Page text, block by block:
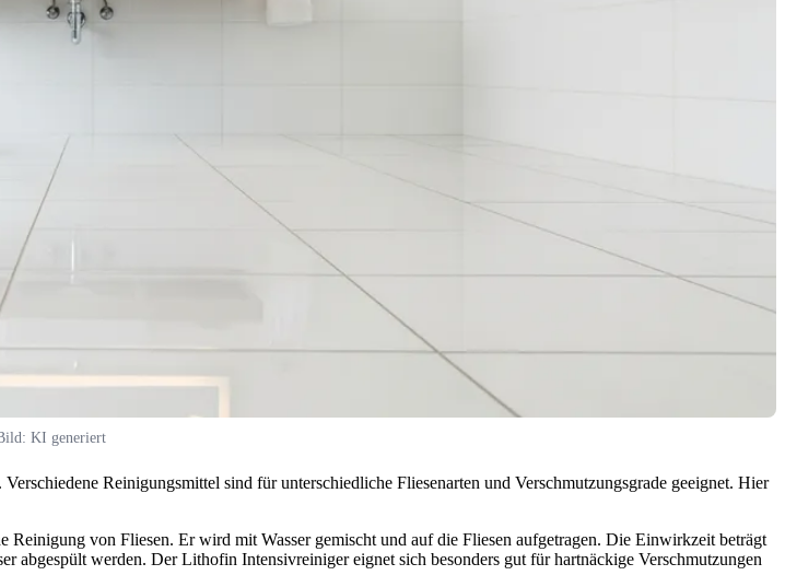
KI generiert
Reinigungsmittel sind für unterschiedliche Fliesenarten und Verschmutzungsgrade geeignet. Hier
von Fliesen. Er wird mit Wasser gemischt und auf die Fliesen aufgetragen. Die Einwirkzeit beträgt
abgespült werden. Der Lithofin Intensivreiniger eignet sich besonders gut für hartnäckige Verschmutzungen